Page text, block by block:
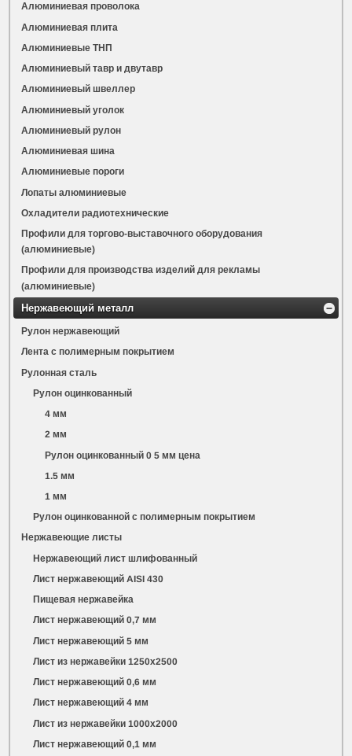
Алюминиевая проволока
Алюминиевая плита
Алюминиевые ТНП
Алюминиевый тавр и двутавр
Алюминиевый швеллер
Алюминиевый уголок
Алюминиевый рулон
Алюминиевая шина
Алюминиевые пороги
Лопаты алюминиевые
Охладители радиотехнические
Профили для торгово-выставочного оборудования
(алюминиевые)
Профили для производства изделий для рекламы
(алюминиевые)
Нержавеющий металл
Рулон нержавеющий
Лента с полимерным покрытием
Рулонная сталь
Рулон оцинкованный
4 мм
2 мм
Рулон оцинкованный 0 5 мм цена
1.5 мм
1 мм
Рулон оцинкованной с полимерным покрытием
Нержавеющие листы
Нержавеющий лист шлифованный
Лист нержавеющий AISI 430
Пищевая нержавейка
Лист нержавеющий 0,7 мм
Лист нержавеющий 5 мм
Лист из нержавейки 1250х2500
Лист нержавеющий 0,6 мм
Лист нержавеющий 4 мм
Лист из нержавейки 1000х2000
Лист нержавеющий 0,1 мм